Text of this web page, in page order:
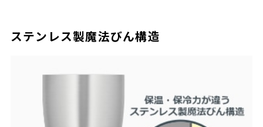
ステンレス製魔法びん構造